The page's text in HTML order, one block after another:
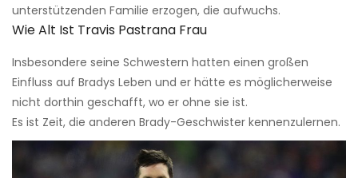
unterstützenden Familie erzogen, die aufwuchs.
Wie Alt Ist Travis Pastrana Frau
Insbesondere seine Schwestern hatten einen großen
Einfluss auf Bradys Leben und er hätte es möglicherweise
nicht dorthin geschafft, wo er ohne sie ist.
Es ist Zeit, die anderen Brady-Geschwister kennenzulernen.